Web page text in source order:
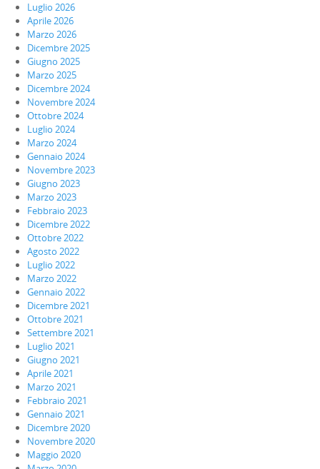
Luglio 2026
Aprile 2026
Marzo 2026
Dicembre 2025
Giugno 2025
Marzo 2025
Dicembre 2024
Novembre 2024
Ottobre 2024
Luglio 2024
Marzo 2024
Gennaio 2024
Novembre 2023
Giugno 2023
Marzo 2023
Febbraio 2023
Dicembre 2022
Ottobre 2022
Agosto 2022
Luglio 2022
Marzo 2022
Gennaio 2022
Dicembre 2021
Ottobre 2021
Settembre 2021
Luglio 2021
Giugno 2021
Aprile 2021
Marzo 2021
Febbraio 2021
Gennaio 2021
Dicembre 2020
Novembre 2020
Maggio 2020